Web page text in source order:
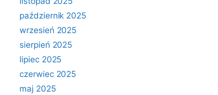
październik 2025
wrzesień 2025
sierpień 2025
lipiec 2025
czerwiec 2025
maj 2025